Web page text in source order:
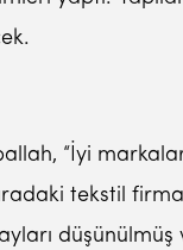
“İyi
tekstil
düşünülmüş